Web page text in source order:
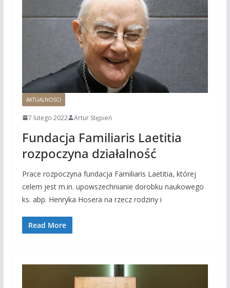
AKTUALNOŚCI
7 lutego 2022 Artur Stępień
Fundacja Familiaris Laetitia
rozpoczyna działalność
Prace rozpoczyna fundacja Familiaris Laetitia, której
celem jest m.in. upowszechnianie dorobku naukowego
ks. abp. Henryka Hosera na rzecz rodziny i
Read More